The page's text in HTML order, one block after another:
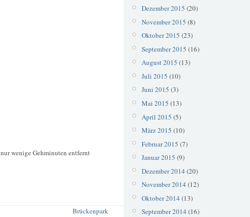
nur wenige Gehminuten entfernt
Brückenpark
Dezember 2015 (20)
November 2015 (8)
Oktober 2015 (23)
September 2015 (16)
August 2015 (13)
Juli 2015 (10)
Juni 2015 (3)
Mai 2015 (13)
April 2015 (5)
März 2015 (10)
Februar 2015 (7)
Januar 2015 (9)
Dezember 2014 (20)
November 2014 (12)
Oktober 2014 (13)
September 2014 (16)